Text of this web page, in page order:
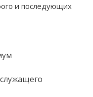
и последующих